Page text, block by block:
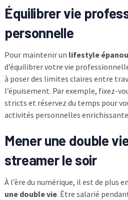
Équilibrer vie
personnelle
Pour maintenir un lifestyle
d’équilibrer votre vie
à poser des limites claires entre
l’épuisement. Par exemple, fixez-
stricts et réservez du temps pour
activités personnelles
Mener une double
streamer le soir
À l’ère du numérique, il est de plus
une double vie. Être salarié